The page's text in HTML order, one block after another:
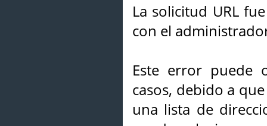
La solicitud URL
con el
Este error puede
casos, debido a
una lista de